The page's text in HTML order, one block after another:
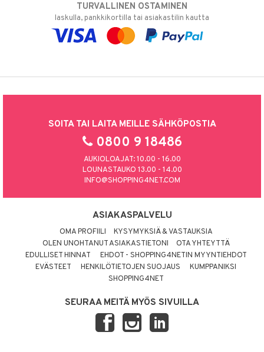
TURVALLINEN OSTAMINEN
laskulla, pankkikortilla tai asiakastilin kautta
SOITA TAI LAITA MEILLE SÄHKÖPOSTIA
0800 9 18486
AUKIOLOAJAT: 10.00 - 16.00
LOUNASTAUKO 13.00 - 14.00
INFO@SHOPPING4NET.COM
ASIAKASPALVELU
OMA PROFIILI
KYSYMYKSIÄ & VASTAUKSIA
OLEN UNOHTANUT ASIAKASTIETONI
OTA YHTEYTTÄ
EDULLISET HINNAT
EHDOT - SHOPPING4NETIN MYYNTIEHDOT
EVÄSTEET
HENKILÖTIETOJEN SUOJAUS
KUMPPANIKSI
SHOPPING4NET
SEURAA MEITÄ MYÖS SIVUILLA